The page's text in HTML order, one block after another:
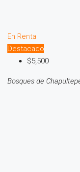
En Renta
Destacado
$5,500
Bosques de